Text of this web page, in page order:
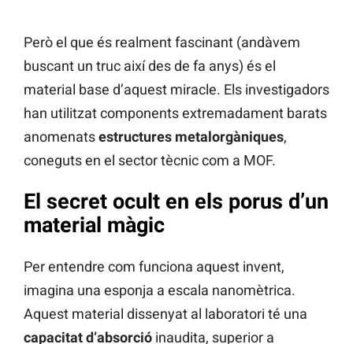
Però el que és realment fascinant (andàvem
buscant un truc així des de fa anys) és el
material base d’aquest miracle. Els investigadors
han utilitzat components extremadament barats
anomenatsestructures metalorgàniques,
coneguts en el sector tècnic com a MOF.
El secret ocult en els porus d’un
material màgic
Per entendre com funciona aquest invent,
imagina una esponja a escala nanomètrica.
Aquest material dissenyat al laboratori té una
capacitat d’absorció inaudita, superior a